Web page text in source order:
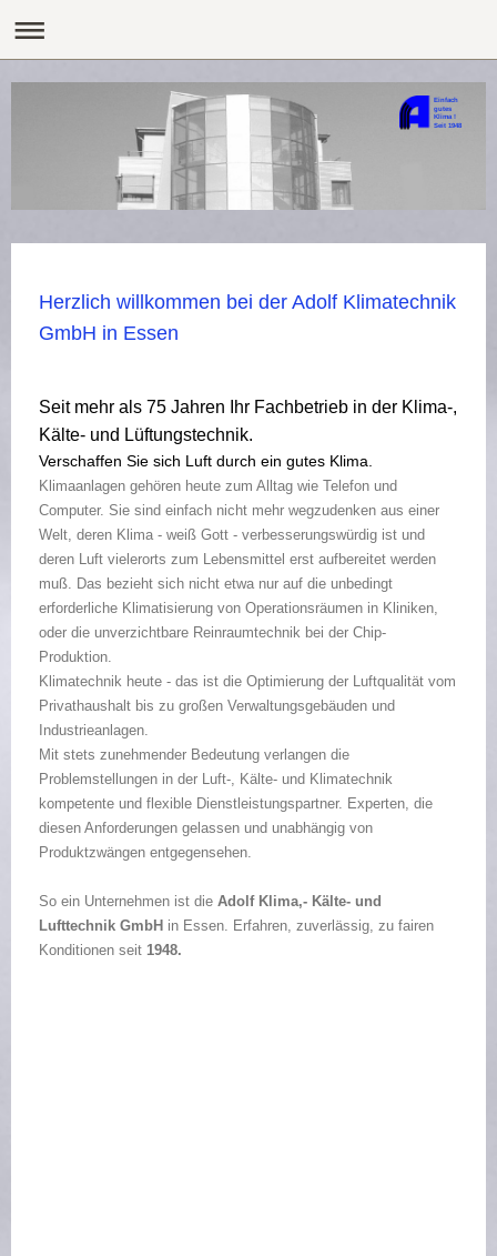
Einfach
gutes
Klima !
Seit 1948
Herzlich willkommen bei der Adolf Klimatechnik
GmbH in Essen
Seit mehr als 75 Jahren Ihr Fachbetrieb in der Klima-,
Kälte- und Lüftungstechnik.
Verschaffen Sie sich Luft durch ein gutes Klima.
Klimaanlagen gehören heute zum Alltag wie Telefon und
Computer. Sie sind einfach nicht mehr wegzudenken aus einer
Welt, deren Klima - weiß Gott - verbesserungswürdig ist und
deren Luft vielerorts zum Lebensmittel erst aufbereitet werden
muß. Das bezieht sich nicht etwa nur auf die unbedingt
erforderliche Klimatisierung von Operationsräumen in Kliniken,
oder die unverzichtbare Reinraumtechnik bei der Chip-
Produktion.
Klimatechnik heute - das ist die Optimierung der Luftqualität vom
Privathaushalt bis zu großen Verwaltungsgebäuden und
Industrieanlagen.
Mit stets zunehmender Bedeutung verlangen die
Problemstellungen in der Luft-, Kälte- und Klimatechnik
kompetente und flexible Dienstleistungspartner. Experten, die
diesen Anforderungen gelassen und unabhängig von
Produktzwängen entgegensehen.
So ein Unternehmen ist die Adolf Klima,- Kälte- und
Lufttechnik GmbH in Essen. Erfahren, zuverlässig, zu fairen
Konditionen seit 1948.